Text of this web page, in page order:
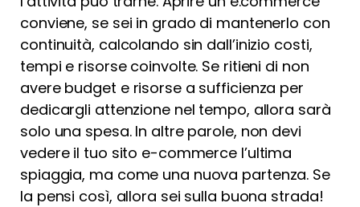
conviene, se sei in grado di mantenerlo con
continuità, calcolando sin dall’inizio costi,
tempi e risorse coinvolte. Se ritieni di non
avere budget e risorse a sufficienza per
dedicargli attenzione nel tempo, allora sarà
solo una spesa. In altre parole, non devi
vedere il tuo sito e-commerce l’ultima
spiaggia, ma come una nuova partenza. Se
la pensi così, allora sei sulla buona strada!